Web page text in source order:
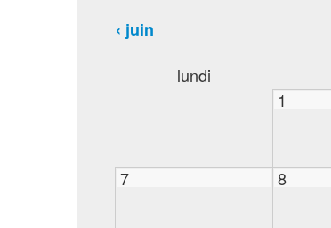
‹ juin
lundi
1
7 8